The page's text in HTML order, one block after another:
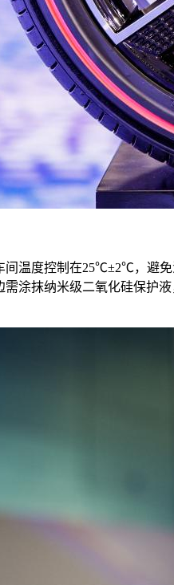
间温度控制在25℃±2℃，避
涂抹纳米级二氧化硅保护